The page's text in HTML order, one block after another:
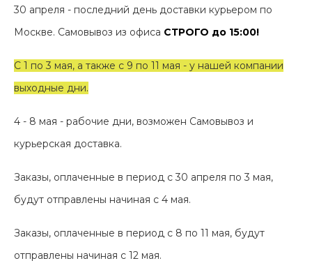
30 апреля - последний день доставки курьером по
Москве. Самовывоз из офиса СТРОГО до 15:00!
С 1 по 3 мая, а также с 9 по 11 мая - у нашей компании
выходные дни.
4 - 8 мая - рабочие дни, возможен Самовывоз и
курьерская доставка.
Заказы, оплаченные в период с 30 апреля по 3 мая,
будут отправлены начиная с 4 мая.
Заказы, оплаченные в период с 8 по 11 мая, будут
отправлены начиная с 12 мая.